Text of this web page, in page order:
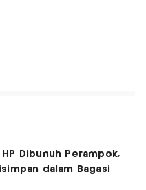
Dibunuh Perampok,
dalam Bagasi